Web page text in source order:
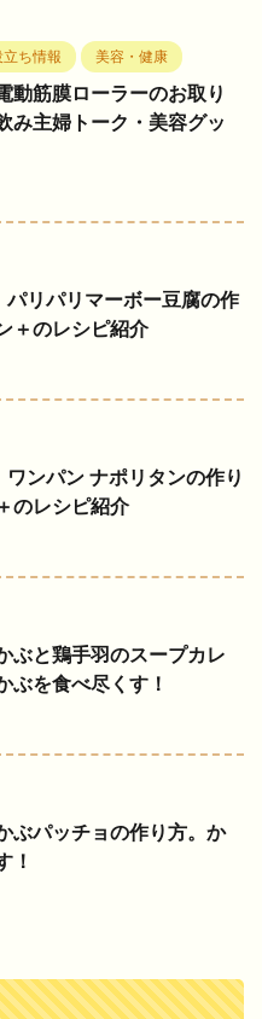
立ち情報 美容・健康
動筋膜ローラーのお取り
み主婦トーク・美容グッ
パリパリマーボー豆腐の作
＋のレシピ紹介
ワンパン ナポリタンの作り
のレシピ紹介
ぶと鶏手羽のスープカレ
ぶを食べ尽くす！
ぶパッチョの作り方。か
！